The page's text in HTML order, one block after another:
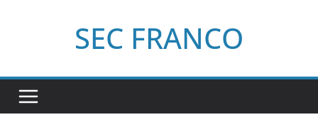
SEC FRANCO